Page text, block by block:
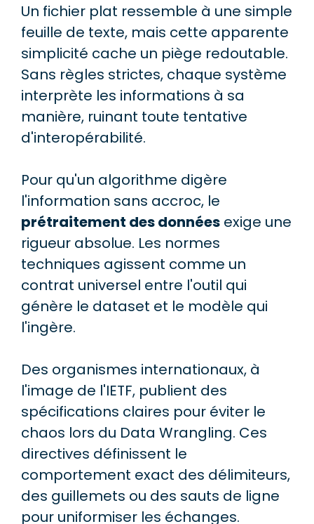
Un fichier plat ressemble à une simple
feuille de texte, mais cette apparente
simplicité cache un piège redoutable.
Sans règles strictes, chaque système
interprète les informations à sa
manière, ruinant toute tentative
d'interopérabilité.
Pour qu'un algorithme digère
l'information sans accroc, le
prétraitement des données exige une
rigueur absolue. Les normes
techniques agissent comme un
contrat universel entre l'outil qui
génère le dataset et le modèle qui
l'ingère.
Des organismes internationaux, à
l'image de l'IETF, publient des
spécifications claires pour éviter le
chaos lors du Data Wrangling. Ces
directives définissent le
comportement exact des délimiteurs,
des guillemets ou des sauts de ligne
pour uniformiser les échanges.